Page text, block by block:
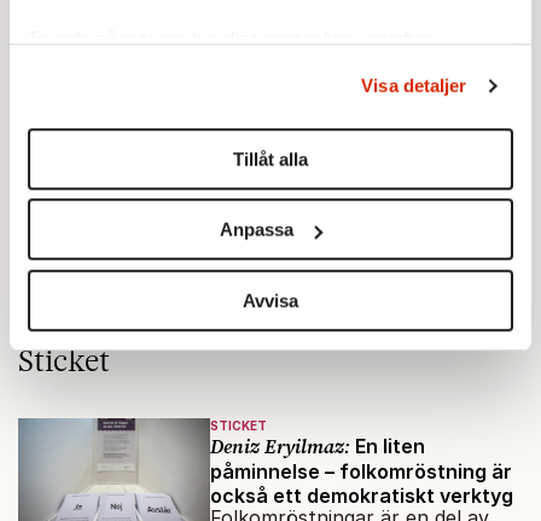
Du kan ändra eller dra tillbaka ditt samtycke när som
helst från cookie-förklaringen.
Vi använder enhetsidentifierare för att anpassa innehållet
för sociala medier och analysera vår trafik. Vi
vidarebefordrar även sådana identifierare och annan
information från din enhet till de sociala medier och
annons- och analysföretag som vi samarbetar med.
Dessa kan i sin tur kombinera informationen med annan
samlat in när du har använt deras tjänster.
Om du vill läsa mer om hur vi hanterar personuppgifter
kan du göra det
Visa detaljer
Tillåt alla
Anpassa
Avvisa
Testa vår valkompass 2026!
Testa här!
Sticket
STICKET
Deniz Eryilmaz: En liten
påminnelse – folkomröstning är
också ett demokratiskt verktyg